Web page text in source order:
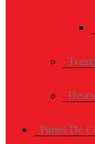
Partes De